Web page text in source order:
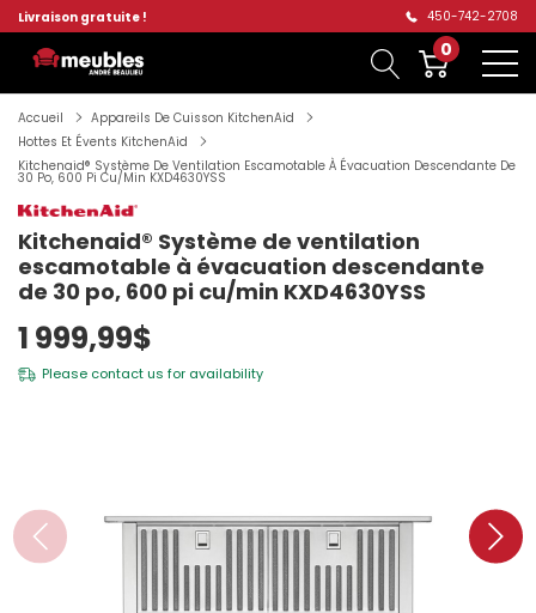
Livraison gratuite ! 450-742-2708
0
Accueil
Appareils De Cuisson KitchenAid
Hottes Et Évents KitchenAid
Kitchenaid® Système De Ventilation Escamotable À Évacuation Descendante De
30 Po, 600 Pi Cu/min KXD4630YSS
Kitchenaid® Système de ventilation
escamotable à évacuation descendante
de 30 po, 600 pi cu/min KXD4630YSS
1 999,99$
Please contact us for availability